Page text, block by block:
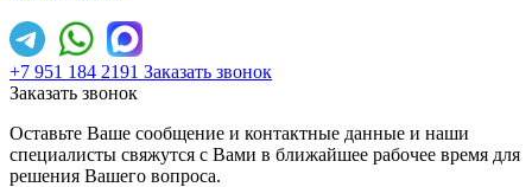
+7 951 184 2191 Заказать звонок
Заказать звонок
Оставьте Ваше сообщение и контактные данные и наши
специалисты свяжутся с Вами в ближайшее рабочее время для
решения Вашего вопроса.